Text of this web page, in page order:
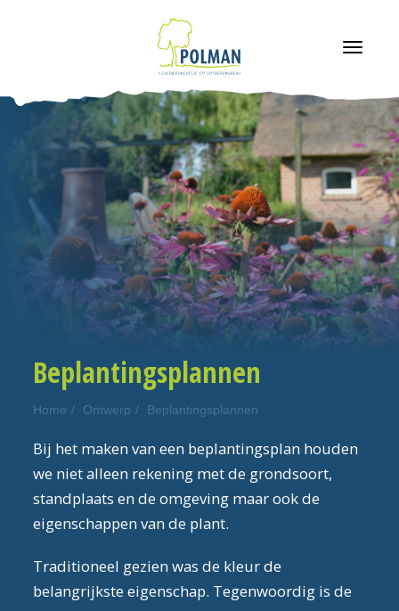
navigatie
Beplantingsplannen
Home Ontwerp Beplantingsplannen
Bij het maken van een beplantingsplan houden
we niet alleen rekening met de grondsoort,
standplaats en de omgeving maar ook de
eigenschappen van de plant.
Traditioneel gezien was de kleur de
belangrijkste eigenschap. Tegenwoordig is de